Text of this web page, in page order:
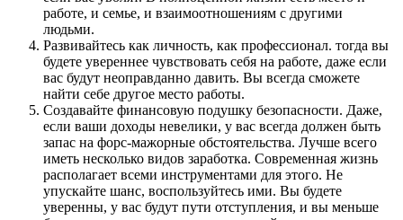
работе, и семье, и взаимоотношениям с другими
людьми.
Развивайтесь как личность, как профессионал. тогда вы
будете увереннее чувствовать себя на работе, даже если
вас будут неоправданно давить. Вы всегда сможете
найти себе другое место работы.
Создавайте финансовую подушку безопасности. Даже,
если ваши доходы невелики, у вас всегда должен быть
запас на форс-мажорные обстоятельства. Лучше всего
иметь несколько видов заработка. Современная жизнь
располагает всеми инструментами для этого. Не
упускайте шанс, воспользуйтесь ими. Вы будете
уверенны, у вас будут пути отступления, и вы меньше